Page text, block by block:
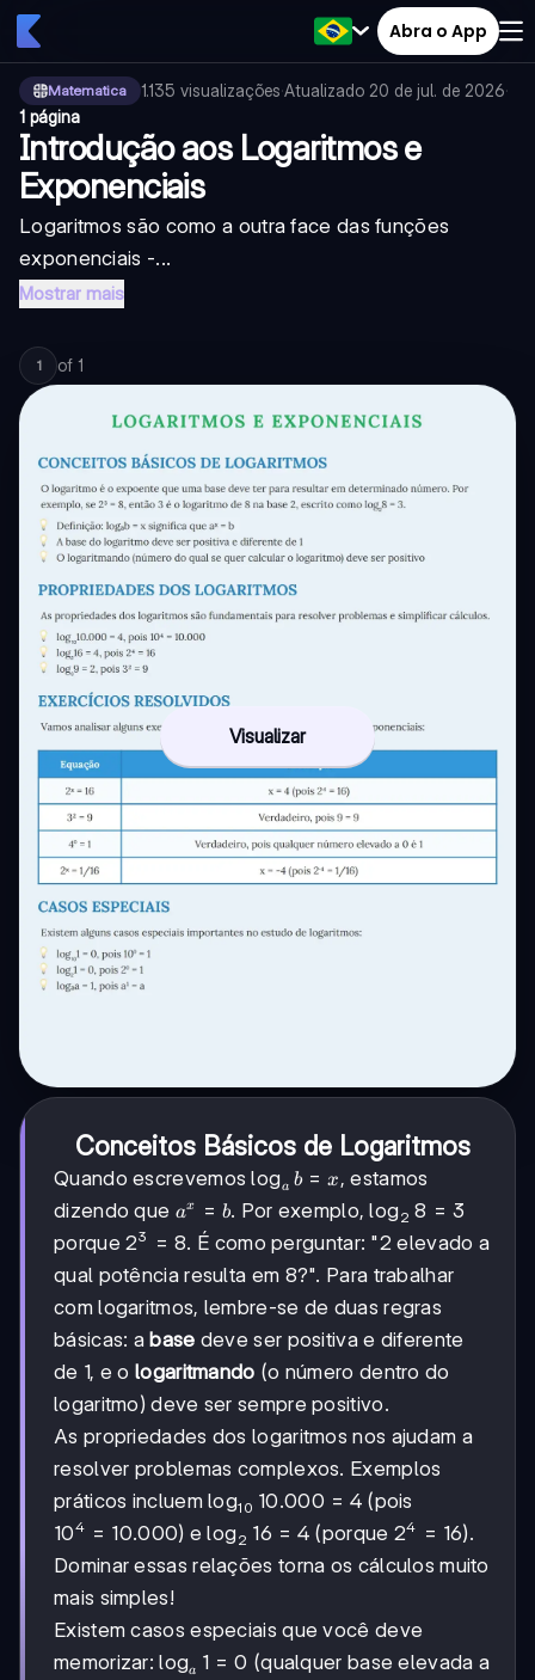
Abra o App
Matematica 1.135 visualizações·Atualizado 20 de jul. de 2026·
1 página
Introdução aos Logaritmos e
Exponenciais
Logaritmos são como a outra face das funções
exponenciais -...
Mostrar mais
1 of 1
Visualizar
Conceitos Básicos de Logaritmos
Quando escrevemos\log_{a}b
= x
loga b = x, estamos
dizendo que a^x
= b
ax = b. Por exemplo,\log_{2}8
= 3
log2 8 = 3
porque2^3
= 8
23 = 8. É como perguntar: "2 elevado a
qual potência resulta em 8?". Para trabalhar
com logaritmos, lembre-se de duas regras
básicas: a base deve ser positiva e diferente
de 1, e o logaritmando (o número dentro do
logaritmo) deve ser sempre positivo.
As propriedades dos logaritmos nos ajudam a
resolver problemas complexos. Exemplos
práticos incluem\log_{10}10.000
= 4
log10 10.000 = 4(pois
10^4 =
10.000
104 = 10.000) e\log_{2}16
= 4
log2 16 = 4 (porque 2^4
=
16
24 = 16).
Dominar essas relações torna os cálculos muito
mais simples!
Existem casos especiais que você deve
memorizar:\log_{a}1
loga 1 = 0 (qualquer base elevada a